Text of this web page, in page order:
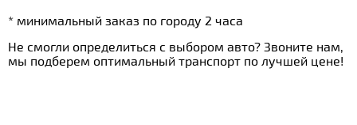
* минимальный заказ по городу 2 часа
Не смогли определиться с выбором авто? Звоните нам,
мы подберем оптимальный транспорт по лучшей цене!